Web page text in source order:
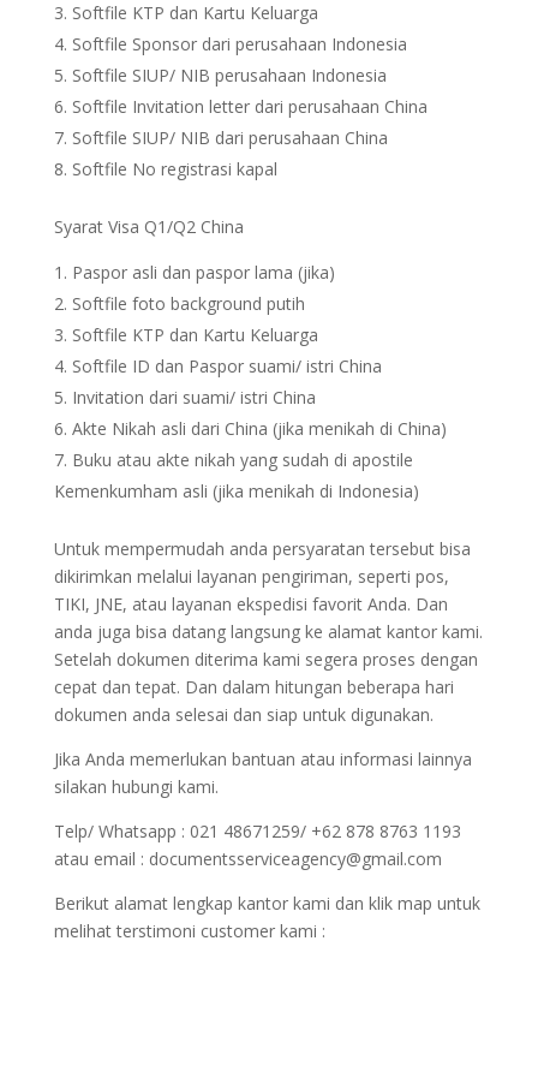
Softfile KTP dan Kartu Keluarga
Softfile Sponsor dari perusahaan Indonesia
Softfile SIUP/ NIB perusahaan Indonesia
Softfile Invitation letter dari perusahaan China
Softfile SIUP/ NIB dari perusahaan China
Softfile No registrasi kapal
Syarat Visa Q1/Q2 China
Paspor asli dan paspor lama (jika)
Softfile foto background putih
Softfile KTP dan Kartu Keluarga
Softfile ID dan Paspor suami/ istri China
Invitation dari suami/ istri China
Akte Nikah asli dari China (jika menikah di China)
Buku atau akte nikah yang sudah di apostile
Kemenkumham asli (jika menikah di Indonesia)
Untuk mempermudah anda persyaratan tersebut bisa
dikirimkan melalui layanan pengiriman, seperti pos,
TIKI, JNE, atau layanan ekspedisi favorit Anda. Dan
anda juga bisa datang langsung ke alamat kantor kami.
Setelah dokumen diterima kami segera proses dengan
cepat dan tepat. Dan dalam hitungan beberapa hari
dokumen anda selesai dan siap untuk digunakan.
Jika Anda memerlukan bantuan atau informasi lainnya
silakan hubungi kami.
Telp/ Whatsapp : 021 48671259/ +62 878 8763 1193
atau email : documentsserviceagency@gmail.com
Berikut alamat lengkap kantor kami dan klik map untuk
melihat terstimoni customer kami :